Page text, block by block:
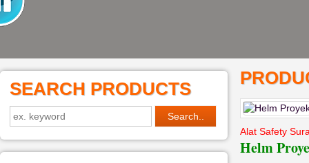
SEARCH PRODUCTS
Alat Safety
Helm